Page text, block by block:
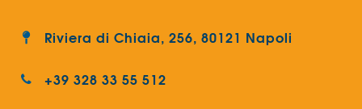
Riviera di Chiaia, 256, 80121 Napoli
+39 328 33 55 512